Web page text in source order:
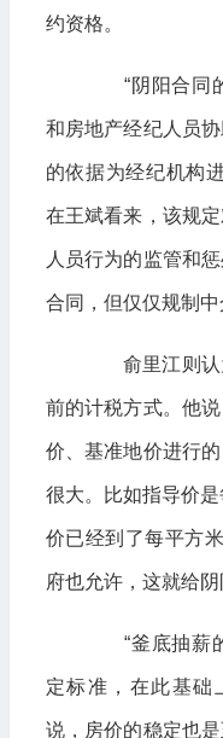
约资格。
“阴阳合同的
和房地产经纪人员
的依据为经纪机构
在王斌看来，该规
人员行为的监管和
合同，但仅仅规制中
俞里江则认
前的计税方式。他
价、基准地价进行
很大。比如指导价
价已经到了每平方
府也允许，这就给
“釜底抽薪的
定标准，在此基础
说，房价的稳定也